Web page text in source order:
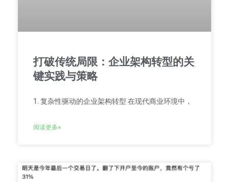
打破传统局限：企业架构转型的关
键实践与策略
1. 复杂性驱动的企业架构转型 在现代商业环境中，
阅读更多»